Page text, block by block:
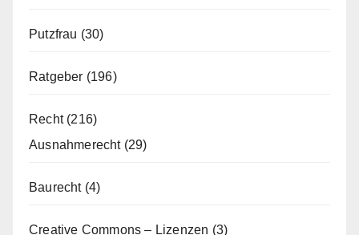
Putzfrau (30)
Ratgeber (196)
Recht(216)
Ausnahmerecht(29)
Baurecht(4)
Creative Commons – Lizenzen (3)